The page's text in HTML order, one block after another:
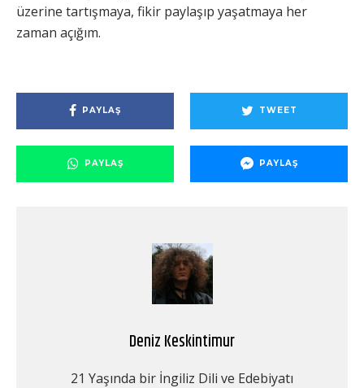
üzerine tartışmaya, fikir paylaşıp yaşatmaya her
zaman açığım.
PAYLAŞ TWEET
PAYLAŞ PAYLAŞ
Deniz Keskintimur
21 Yaşında bir İngiliz Dili ve Edebiyatı